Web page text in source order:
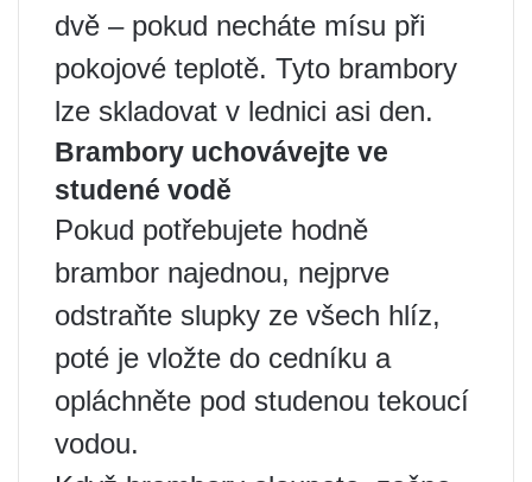
dvě – pokud necháte mísu při
pokojové teplotě. Tyto brambory
lze skladovat v lednici asi den.
Brambory uchovávejte ve
studené vodě
Pokud potřebujete hodně
brambor najednou, nejprve
odstraňte slupky ze všech hlíz,
poté je vložte do cedníku a
opláchněte pod studenou tekoucí
vodou.